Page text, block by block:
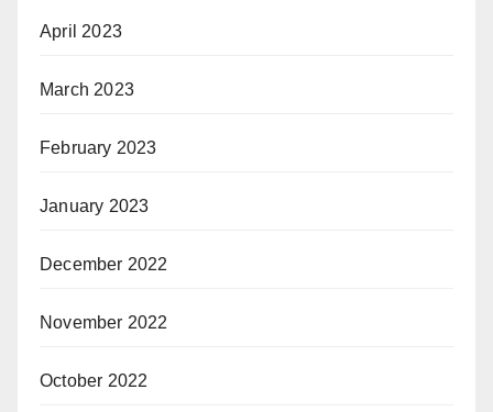
April 2023
March 2023
February 2023
January 2023
December 2022
November 2022
October 2022